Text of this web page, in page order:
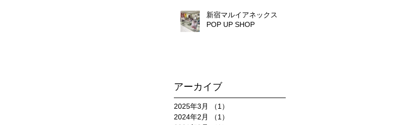
新宿マルイアネックス
POP UP SHOP
アーカイブ
2025年3月 （1）
2024年2月
（1）